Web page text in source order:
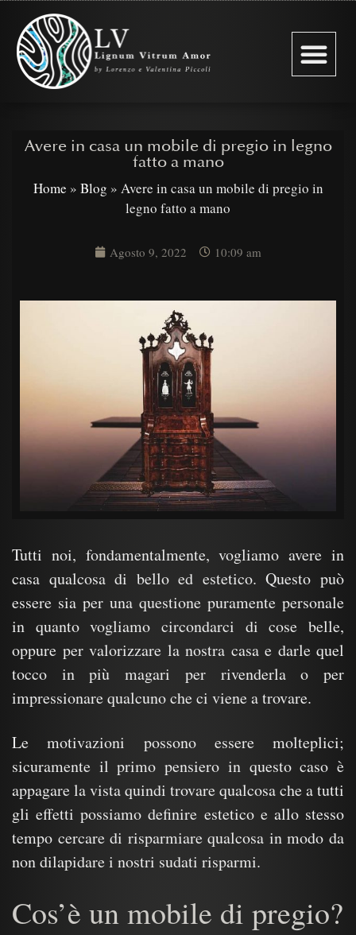
Avere in casa un mobile di pregio in legno
fatto a mano
Home » Blog » Avere in casa un mobile di pregio in
legno fatto a mano
Agosto 9, 2022 10:09 am
Tutti noi, fondamentalmente, vogliamo avere in
casa qualcosa di bello ed estetico. Questo può
essere sia per una questione puramente personale
in quanto vogliamo circondarci di cose belle,
oppure per valorizzare la nostra casa e darle quel
tocco in più magari per rivenderla o per
impressionare qualcuno che ci viene a trovare.
Le motivazioni possono essere molteplici;
sicuramente il primo pensiero in questo caso è
appagare la vista quindi trovare qualcosa che a tutti
gli effetti possiamo definire estetico e allo stesso
tempo cercare di risparmiare qualcosa in modo da
non dilapidare i nostri sudati risparmi.
Cos’è un mobile di pregio?